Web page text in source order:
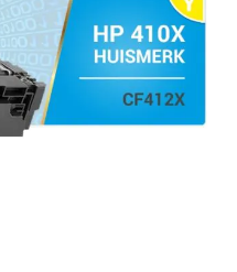
vandaag verzonden